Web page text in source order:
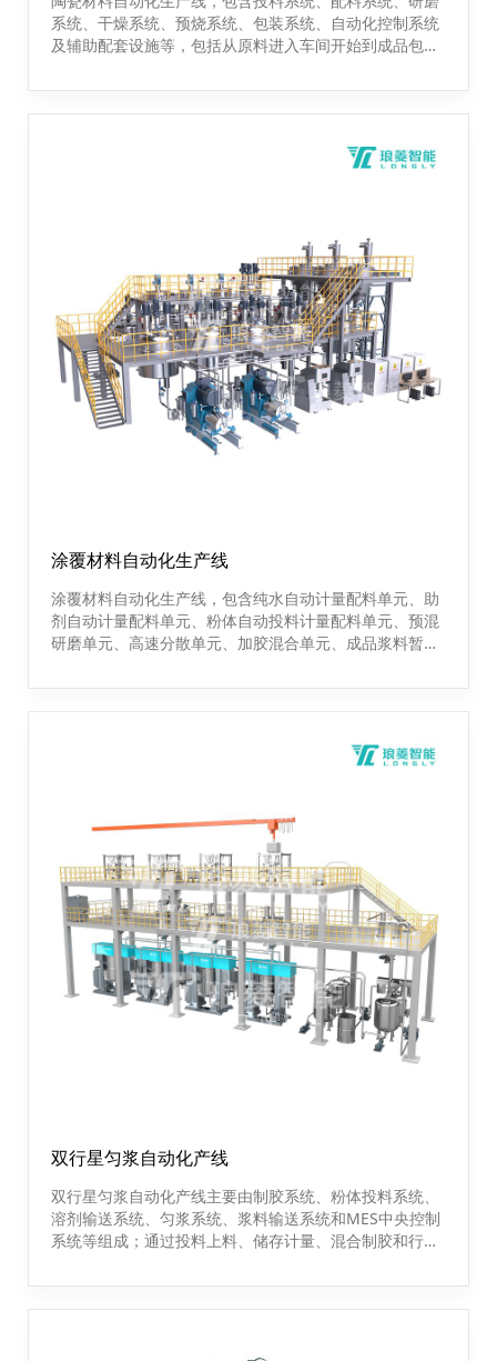
系统、干燥系统、预烧系统、包装系统、自动化控制系统
及辅助配套设施等，包括从原料进入车间开始到成品包装
生产线可以实现配料精确、质量稳定、智能化控制的要
求，通过配套选用合适的生产设备、自动化设备及控制程
涂覆材料自动化生产线
涂覆材料自动化生产线，包含纯水自动计量配料单元、助
剂自动计量配料单元、粉体自动投料计量配料单元、预混
研磨单元、高速分散单元、加胶混合单元、成品浆料暂存
原料进入车间开始到浆料进行涂布、产品检测、过程监控
的整个工艺过程。
双行星匀浆自动化产线
双行星匀浆自动化产线主要由制胶系统、粉体投料系统、
溶剂输送系统、匀浆系统、浆料输送系统和MES中央控制
系统等组成；通过投料上料、储存计量、混合制胶和行星
达到完全均匀的混合效果。